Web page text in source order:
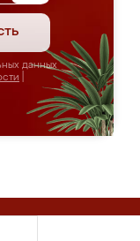
данных